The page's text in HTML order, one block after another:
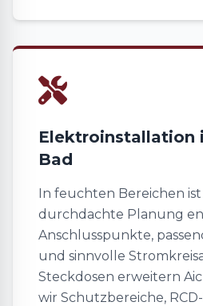
Elektroinstallation
Bad
In feuchten Bereichen ist
durchdachte Planung
Anschlusspunkte,
und sinnvolle
Steckdosen erweitern
wir Schutzbereiche,